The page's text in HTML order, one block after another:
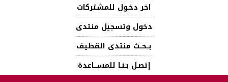
اخر دخـول للمشتركات
دخول وتسجيل منتدى
بــحــث منتدى القطيف
إتصـل بـنـا للمســـاعدة